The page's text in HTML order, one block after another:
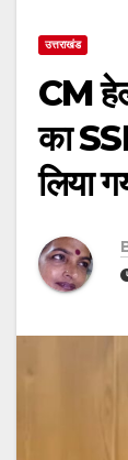
उत्तराखंड
CM
का
लिया